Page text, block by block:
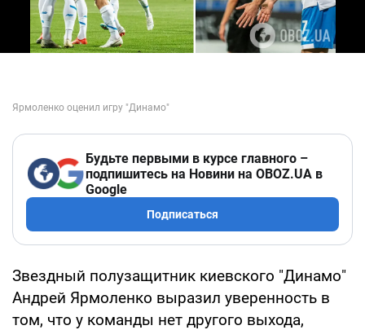
Будьте первыми в курсе главного –
подпишитесь на Новини на OBOZ.UA в
Google
Подписаться
Звездный полузащитник киевского "Динамо"
Андрей Ярмоленко выразил уверенность в
том, что у команды нет другого выхода,